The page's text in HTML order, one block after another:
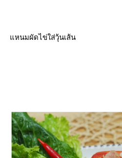
หนมผัดไข่ใส่วุ้นเส้น